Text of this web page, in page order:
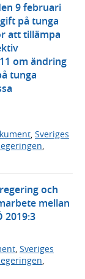
9 februari
på tunga
att tillämpa
om ändring
tunga
, Sveriges
,
och
mellan
2019:3
, Sveriges
,